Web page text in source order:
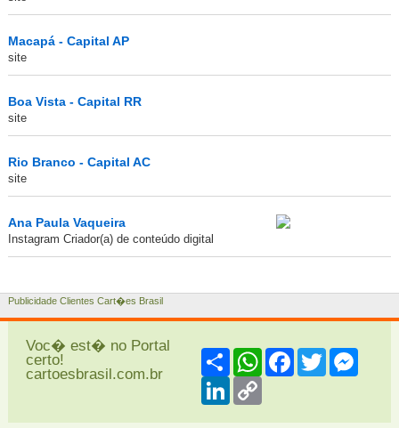
Macapá - Capital AP
site
Boa Vista - Capital RR
site
Rio Branco - Capital AC
site
Ana Paula Vaqueira
Instagram Criador(a) de conteúdo digital
Publicidade Clientes Cart�es Brasil
Voc� est� no Portal
certo!
cartoesbrasil.com.br
ShareWhatsAppFacebook
Twitter
LinkedInCopy